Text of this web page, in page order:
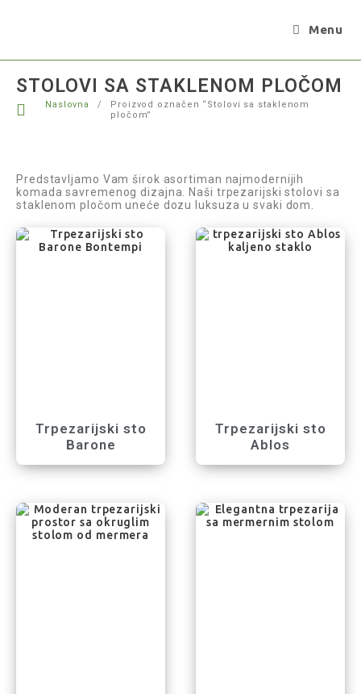
Menu
STOLOVI SA STAKLENOM PLOČOM
Naslovna /
Proizvod označen “Stolovi sa staklenom
pločom”
Predstavljamo Vam širok asortiman najmodernijih
komada savremenog dizajna. Naši trpezarijski stolovi sa
staklenom pločom uneće dozu luksuza u svaki dom.
Trpezarijski sto
Barone
Trpezarijski sto
Ablos